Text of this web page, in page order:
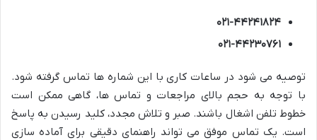
۰۲۱-۴۴۲۴۱۸۲۴
۰۲۱-۴۴۲۳۰۷۶۱
توصیه می شود در ساعات کاری با این شماره ها تماس گرفته شود.
با توجه به حجم بالای مراجعات و تماس ها، گاهی ممکن است
خطوط تلفن اشغال باشند. صبر و تلاش مجدد، کلید رسیدن به پاسخ
است. یک تماس موفق می تواند راهنمای دقیقی برای آماده سازی